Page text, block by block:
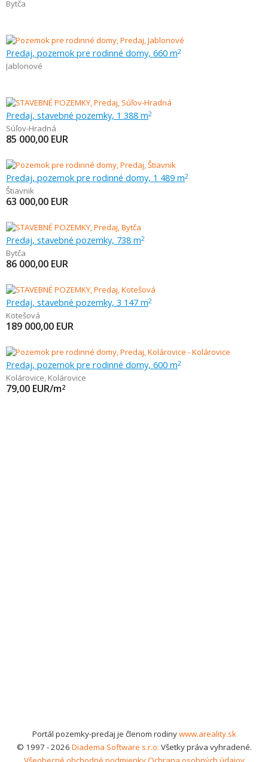
Bytča
Predaj, pozemok pre rodinné domy, 660 m2
Jablonové
Predaj, stavebné pozemky, 1 388 m2
Súľov-Hradná
85 000,00 EUR
Predaj, pozemok pre rodinné domy, 1 489 m2
Štiavnik
63 000,00 EUR
Predaj, stavebné pozemky, 738 m2
Bytča
86 000,00 EUR
Predaj, stavebné pozemky, 3 147 m2
Kotešová
189 000,00 EUR
Predaj, pozemok pre rodinné domy, 600 m2
Kolárovice, Kolárovice
79,00 EUR/m2
Portál pozemky-predaj je členom rodinywww.areality.sk
© 1997 - 2026 Diadema Software s.r.o. Všetky práva vyhradené.